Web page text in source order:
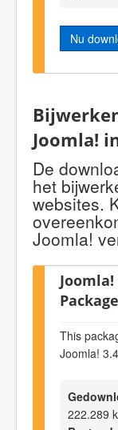
Nu
Joomla!
De
het
websites.
Joomla!
This
Joomla!
222.289